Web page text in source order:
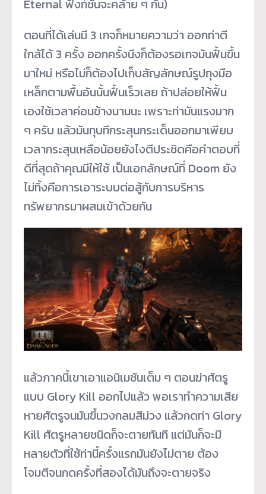
Eternal ฟังก์ชันจะคล้าย ๆ กัน)
ตอนที่ได้เล่นมี 3 เกจก็หมายความว่า ออกท่าตี
ใกล้ได้ 3 ครั้ง ออกครั้งนึงก็ต้องรอเกจมันฟื้นขึ้น
มาใหม่ หรือไม่ก็ต้องไปเก็บสัญลักษณ์รูปถุงมือ
เหล็กตามพื้นอันนั้นฟื้นเร็วเลย ถ้าปล่อยให้ฟื้น
เองใช้เวลาค่อนข้างนานนะ เพราะท่ามันแรงมาก
ๆ ครับ แล้วมันทุบทีกระสุนกระเด็นออกมาเพียบ
เวลากระสุนเหลือน้อยยังไงตีประชิดคือคำตอบที่
ดีที่สุดถ้าคุณมีให้ใช้ เป็นเอกลักษณ์ที่ Doom ยัง
ไม่ทิ้งคือการเอาระบบต่อสู้กับการบริหาร
ทรัพยากรมาผสมเข้าด้วยกัน
แล้วภาคนี้เขาเอาแอนิเมชันเต็ม ๆ ตอนฆ่าศัตรู
แบบ Glory Kill ออกไปแล้ว พอเราทำความเสีย
หายศัตรูจนมันขึ้นวงกลมสีม่วง แล้วกดท่า Glory
Kill ศัตรูหลายชนิดก็จะตายทันที แต่มันก็จะมี
หลายตัวที่ใช้ท่านี้ครั้งแรกมันยังไม่ตาย ต้อง
โจมตีจนกดครั้งที่สองได้มันถึงจะตายจริง